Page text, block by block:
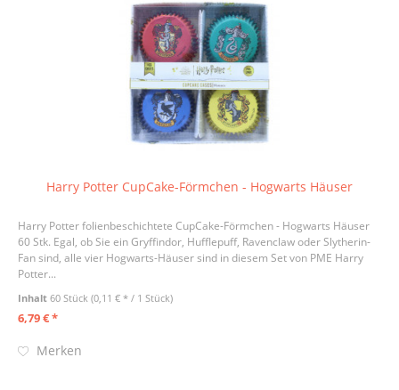
Harry Potter CupCake-Förmchen - Hogwarts Häuser
Harry Potter folienbeschichtete CupCake-Förmchen - Hogwarts Häuser
60 Stk. Egal, ob Sie ein Gryffindor, Hufflepuff, Ravenclaw oder Slytherin-
Fan sind, alle vier Hogwarts-Häuser sind in diesem Set von PME Harry
Potter...
Inhalt60 Stück(0,11 € * / 1 Stück)
6,79 € *
Merken